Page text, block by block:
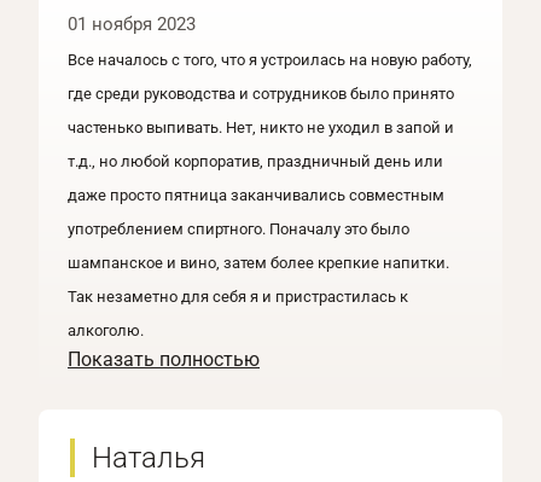
01 ноября 2023
Все началось с того, что я устроилась на новую работу,
где среди руководства и сотрудников было принято
частенько выпивать. Нет, никто не уходил в запой и
т.д., но любой корпоратив, праздничный день или
даже просто пятница заканчивались совместным
употреблением спиртного. Поначалу это было
шампанское и вино, затем более крепкие напитки.
Так незаметно для себя я и пристрастилась к
алкоголю.
Показать полностью
Наталья